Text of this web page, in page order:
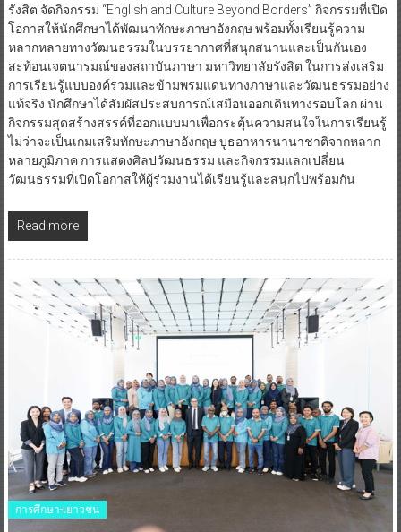
รังสิต จัดกิจกรรม “English and Culture Beyond Borders” กิจกรรมที่เปิด
โอกาสให้นักศึกษาได้พัฒนาทักษะภาษาอังกฤษ พร้อมทั้งเรียนรู้ความ
หลากหลายทางวัฒนธรรมในบรรยากาศที่สนุกสนานและเป็นกันเอง
สะท้อนเจตนารมณ์ของสถาบันภาษา มหาวิทยาลัยรังสิต ในการส่งเสริม
การเรียนรู้แบบองค์รวมและข้ามพรมแดนทางภาษาและวัฒนธรรมอย่าง
แท้จริง นักศึกษาได้สัมผัสประสบการณ์เสมือนออกเดินทางรอบโลก ผ่าน
กิจกรรมสุดสร้างสรรค์ที่ออกแบบมาเพื่อกระตุ้นความสนใจในการเรียนรู้
ไม่ว่าจะเป็นเกมเสริมทักษะภาษาอังกฤษ บูธอาหารนานาชาติจากหลาก
หลายภูมิภาค การแสดงศิลปวัฒนธรรม และกิจกรรมแลกเปลี่ยน
วัฒนธรรมที่เปิดโอกาสให้ผู้ร่วมงานได้เรียนรู้และสนุกไปพร้อมกัน
Read more
การศึกษา-เยาวชน